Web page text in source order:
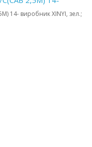
14- виробник XINYI, зел.;